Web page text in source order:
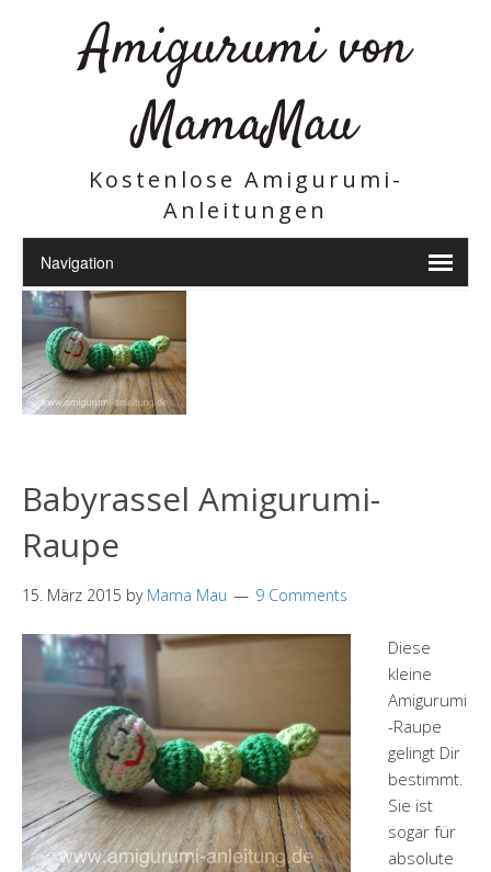
Amigurumi von
MamaMau
Kostenlose Amigurumi-
Anleitungen
Babyrassel Amigurumi-
Raupe
15. März 2015 by Mama Mau 9 Comments
Diese
kleine
Amigurumi
-Raupe
gelingt Dir
bestimmt.
Sie ist
sogar für
absolute